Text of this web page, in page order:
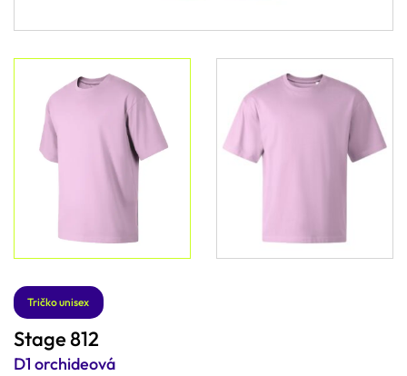
Tričko unisex
Stage 812
D1 orchideová